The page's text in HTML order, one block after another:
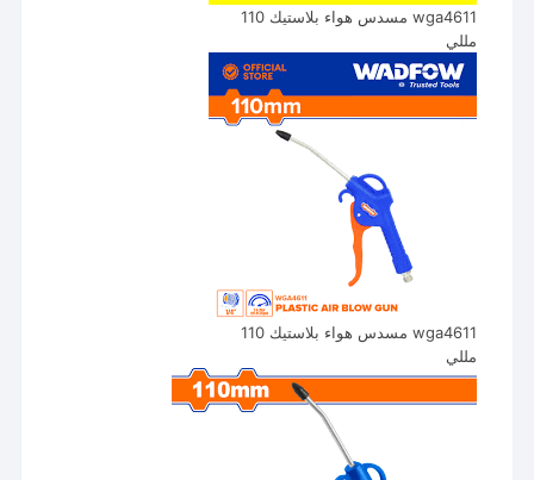
wga4611 مسدس هواء بلاستيك 110
مللي
wga4611 مسدس هواء بلاستيك 110
مللي